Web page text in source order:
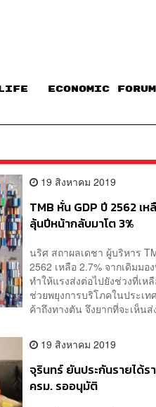
LIFE ECONOMIC FORUM
19 สิงหาคม 2019
TMB หั่น GDP ปี 2562 เ
ลุ้นปีหน้ากลับมาโต 3%
นริศ สถาผลเดชา ผู้บริหาร
2562 เหลือ 2.7% จากเดิมม
ทำให้แรงส่งต่อไปยังช่วงที่เห
ช่วยพยุงการบริโภคในประเ
ค้าถึงทางตัน จึงยากที่จะเห็น
19 สิงหาคม 2019
จุรินทร์ ยันประกันรายได้ร
ครม. รออนุมัติ